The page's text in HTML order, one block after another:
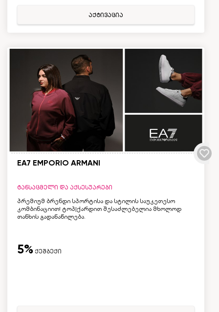
აქტივაცია
EA7 EMPORIO ARMANI
ტანსაცმელი და აქსესუარები
პრემიუმ ბრენდი სპორტისა და სტილის საუკეთესო
კომბინაციით! ტოპ|ქარდით შესაძლებელია მხოლოდ
თანხის გადანაწილება.
5% ქეშბექი